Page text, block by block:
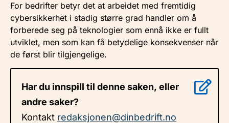
For bedrifter betyr det at arbeidet med fremtidig
cybersikkerhet i stadig større grad handler om å
forberede seg på teknologier som ennå ikke er fullt
utviklet, men som kan få betydelige konsekvenser når
de først blir tilgjengelige.
Har du innspill til denne saken, eller
andre saker?
Kontakt redaksjonen@dinbedrift.no